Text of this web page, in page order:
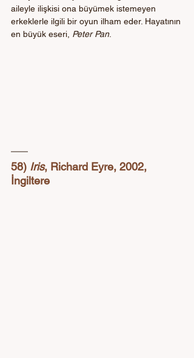
aileyle ilişkisi ona büyümek istemeyen
erkeklerle ilgili bir oyun ilham eder. Hayatının
en büyük eseri, Peter Pan.
58) Iris, Richard Eyre, 2002,
İngiltere